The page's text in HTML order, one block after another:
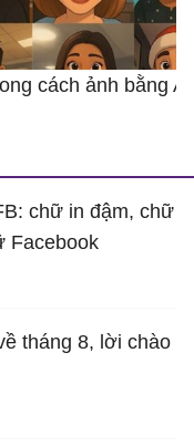
bằng AI trong
chữ in đậm, chữ
Facebook
tháng 8, lời chào